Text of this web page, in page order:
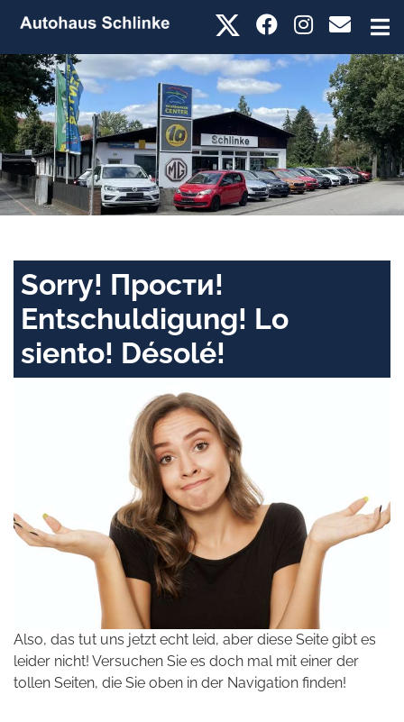
Sorry! Прости!
Entschuldigung! Lo
siento! Désolé!
Also, das tut uns jetzt echt leid, aber diese Seite gibt es
leider nicht! Versuchen Sie es doch mal mit einer der
tollen Seiten, die Sie oben in der Navigation finden!